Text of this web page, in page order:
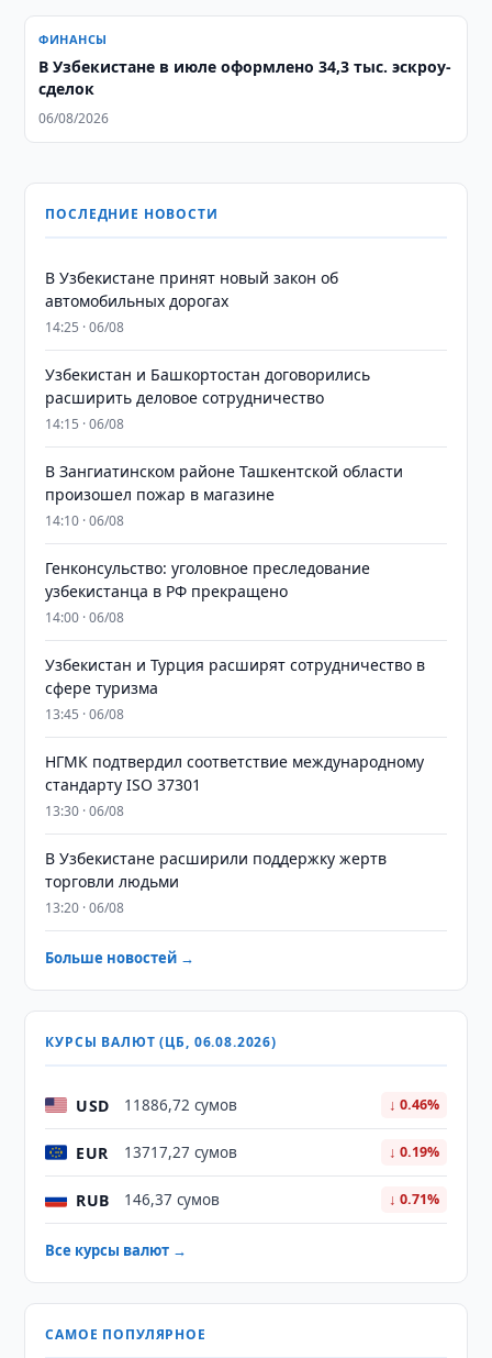
ФИНАНСЫ
В Узбекистане в июле оформлено 34,3 тыс. эскроу-
сделок
06/08/2026
ПОСЛЕДНИЕ НОВОСТИ
В Узбекистане принят новый закон об
автомобильных дорогах
14:25 · 06/08
Узбекистан и Башкортостан договорились
расширить деловое сотрудничество
14:15 · 06/08
В Зангиатинском районе Ташкентской области
произошел пожар в магазине
14:10 · 06/08
Генконсульство: уголовное преследование
узбекистанца в РФ прекращено
14:00 · 06/08
Узбекистан и Турция расширят сотрудничество в
сфере туризма
13:45 · 06/08
НГМК подтвердил соответствие международному
стандарту ISO 37301
13:30 · 06/08
В Узбекистане расширили поддержку жертв
торговли людьми
13:20 · 06/08
Больше новостей →
КУРСЫ ВАЛЮТ (ЦБ, 06.08.2026)
USD 11886,72 сумов ↓ 0.46%
EUR 13717,27 сумов ↓ 0.19%
RUB 146,37 сумов ↓ 0.71%
Все курсы валют →
САМОЕ ПОПУЛЯРНОЕ